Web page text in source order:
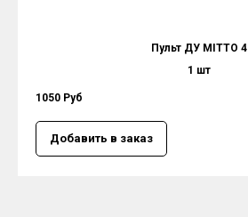
Пульт ДУ MITTO 4
1 шт
1050 Руб
Добавить в заказ